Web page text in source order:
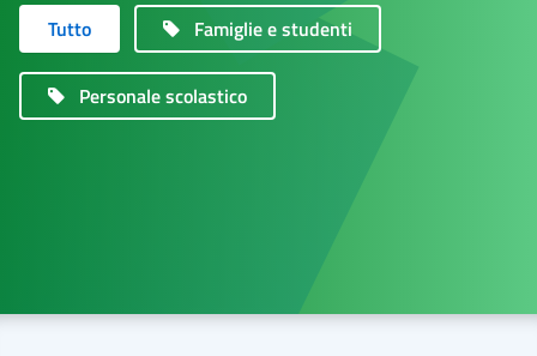
Tutto Famiglie e studenti
Personale scolastico